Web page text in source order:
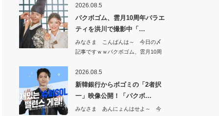
2026.08.5
パクボゴム、雲月10周年バラエ
ティを洪川で撮影中「…
みなさま こんばんは～ 今日の〆
記事ですｗｗパクボゴム、雲月10周
2026.08.5
新韓銀行からボゴミの「2者択
一」映像公開！「パクボ…
みなさま あんにょんはせよ～ 今